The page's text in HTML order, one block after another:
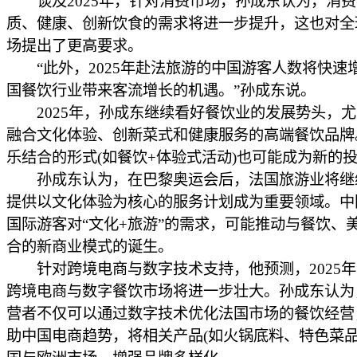
质、健康、创新饮食的需求将进一步提升，这也对
场提出了更高要求。
“此外，2025年赴法旅游的中国游客人数将快速
国餐饮行业带来客流增长的机遇。”孙成东说。
2025年，孙成东继续看好餐饮业的发展势头，
融合文化体验、创新菜式和健康服务的高端餐饮品
乐结合的形式(如餐饮+体验式活动)也可能成为新的
孙成东认为，在巴黎奥运会后，法国旅游业将继
提供以文化体验为核心的服务计划成为重要领域。
国际游客对“文化+旅游”的需求，可能推动与餐饮、
合的新商业模式的诞生。
针对跨境电商与数字技术支持，他预测，2025
跨境电商与数字餐饮市场将进一步壮大。孙成东认
营者不仅可以通过数字技术优化法国市场的餐饮经
助中国电商趋势，将相关产品(如火锅底料、特色菜